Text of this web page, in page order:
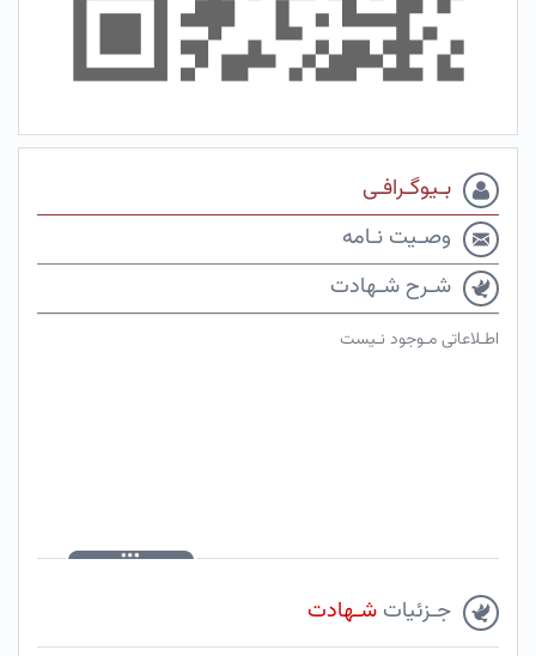
بـیوگـرافـی
وصـیت نـامه
شـرح شـهادت
اطـلاعاتی مـوجود نـیست
جـزئیات شـهادت